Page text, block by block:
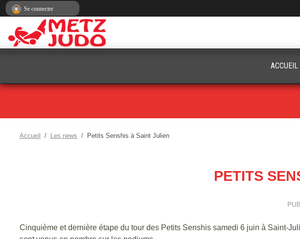
Accueil Les news Petits Senshis à Saint Julien
PETITS
Cinquième et dernière étape du tour des Petits Senshis samedi 6 juin à Saint-
ACCUEIL
Se connecter
Panneau de gestion des cookies